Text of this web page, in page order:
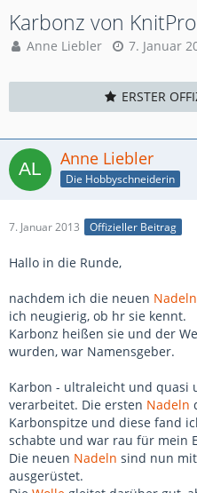
Karbonz von KnitPro
Anne Liebler 7. Januar
ERSTER
Anne Liebler
Die Hobbyschneiderin
7. Januar 2013 Offizieller Beitrag
Hallo in die Runde,
nachdem ich die neuen Nadeln
ich neugierig, ob hr sie kennt.
Karbonz heißen sie und der
wurden, war Namensgeber.
Karbon - ultraleicht und quasi
verarbeitet. Die ersten Nadeln
Karbonspitze und diese fand
schabte und war rau für mein
Die neuen Nadeln sind nun
ausgerüstet.